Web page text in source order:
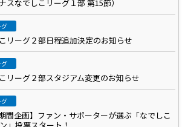
スなでしこリーグ１部 第15節）
グ
リーグ２部日程追加決定のお知らせ
グ
リーグ２部スタジアム変更のお知らせ
グ
間企画】ファン・サポーターが選ぶ「なでしこ